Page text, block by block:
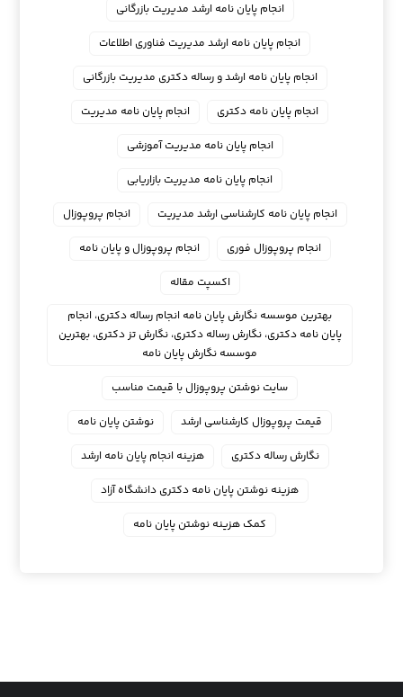
انجام پایان نامه ارشد مدیریت بازرگانی
انجام پایان نامه ارشد مدیریت فناوری اطلاعات
انجام پایان نامه ارشد و رساله دکتری مدیریت بازرگانی
انجام پایان نامه دکتری
انجام پایان نامه مدیریت
انجام پایان نامه مدیریت آموزشی
انجام پایان نامه مدیریت بازاریابی
انجام پایان نامه کارشناسی ارشد مدیریت
انجام پروپوزال
انجام پروپوزال فوری
انجام پروپوزال و پایان نامه
اکسپت مقاله
بهترین موسسه نگارش پایان نامه انجام رساله دکتری، انجام
پایان نامه دکتری، نگارش رساله دکتری، نگارش تز دکتری، بهترین
موسسه نگارش پایان نامه
سایت نوشتن پروپوزال با قیمت مناسب
قیمت پروپوزال کارشناسی ارشد
نوشتن پایان نامه
نگارش رساله دکتری
هزینه انجام پایان نامه ارشد
هزینه نوشتن پایان نامه دکتری دانشگاه آزاد
کمک هزینه نوشتن پایان نامه